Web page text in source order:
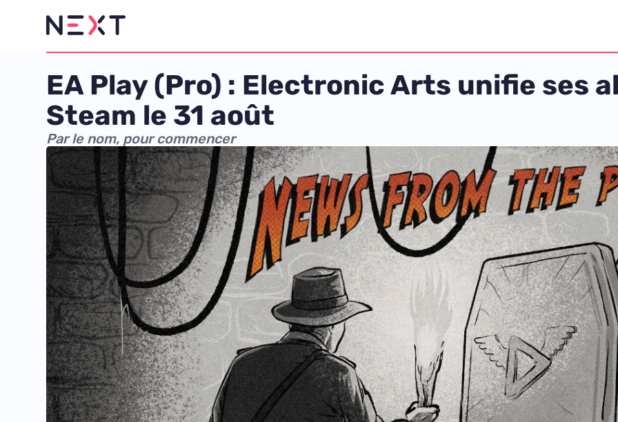
EA Play (Pro) : Electronic Arts unifie ses
Steam le 31 août
Par le nom, pour commencer